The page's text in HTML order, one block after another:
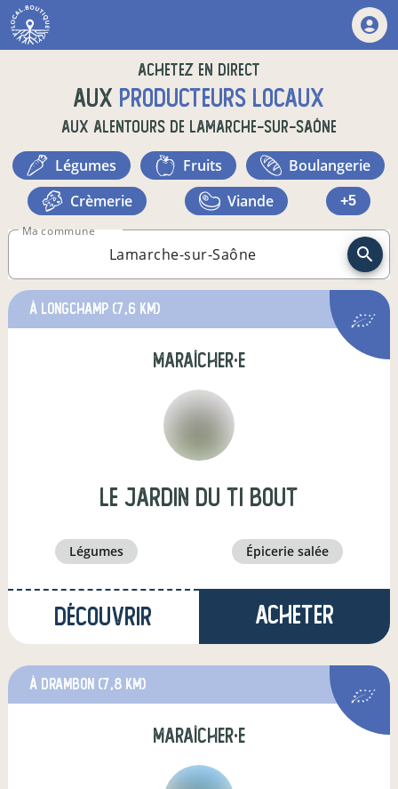
Achetez en direct
auxproducteurs locaux
aux alentours de Lamarche-sur-Saône
légumes fruits
boulangerie
crèmerie
viande +5
Ma commune
à Longchamp (7,6 km)
maraîcher·e
Le jardin du Ti bout
légumes épicerie salée
Découvrir Acheter
à Drambon (7,8 km)
maraîcher·e